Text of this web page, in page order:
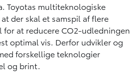
Toyotas multiteknologiske
der skal et samspil af flere
at reducere CO2-udledningen
optimal vis. Derfor udvikler og
forskellige teknologier
og brint.